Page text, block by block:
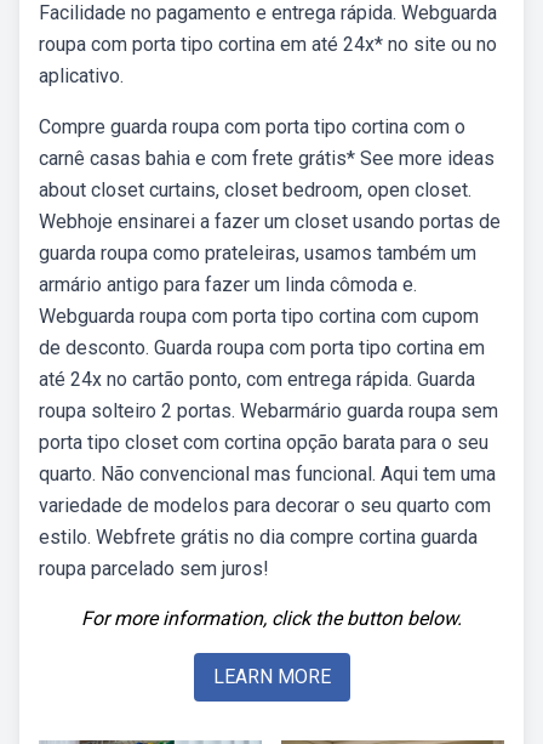
Facilidade no pagamento e entrega rápida. Webguarda
roupa com porta tipo cortina em até 24x* no site ou no
aplicativo.
Compre guarda roupa com porta tipo cortina com o
carnê casas bahia e com frete grátis* See more ideas
about closet curtains, closet bedroom, open closet.
Webhoje ensinarei a fazer um closet usando portas de
guarda roupa como prateleiras, usamos também um
armário antigo para fazer um linda cômoda e.
Webguarda roupa com porta tipo cortina com cupom
de desconto. Guarda roupa com porta tipo cortina em
até 24x no cartão ponto, com entrega rápida. Guarda
roupa solteiro 2 portas. Webarmário guarda roupa sem
porta tipo closet com cortina opção barata para o seu
quarto. Não convencional mas funcional. Aqui tem uma
variedade de modelos para decorar o seu quarto com
estilo. Webfrete grátis no dia compre cortina guarda
roupa parcelado sem juros!
For more information, click the button below.
LEARN MORE